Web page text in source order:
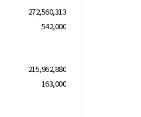
272,560,313
542,000
215,962,880
163,000